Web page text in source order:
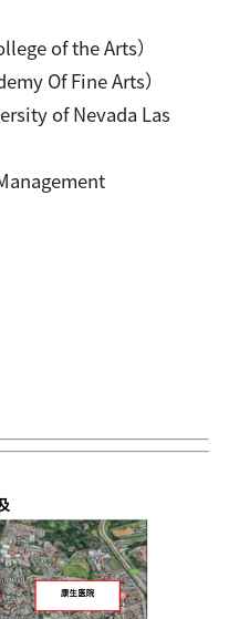
of the Arts）
Of Fine Arts）
of Nevada Las